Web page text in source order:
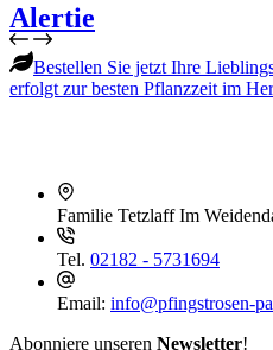
Alertie
Bestellen Sie jetzt Ihre
erfolgt zur besten Pflanzzeit im
Familie TetzlaffIm
Tel. 02182 - 5731694
Email: info@pfingstrosen-
Abonniere unseren Newsletter!